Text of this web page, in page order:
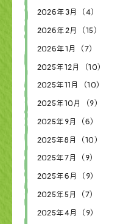
2026年3月（4）
2026年2月（15）
2026年1月（7）
2025年12月（10）
2025年11月（10）
2025年10月（9）
2025年9月（6）
2025年8月（10）
2025年7月（9）
2025年6月（9）
2025年5月（7）
2025年4月（9）